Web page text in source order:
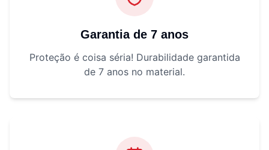
Garantia de 7 anos
Proteção é coisa séria! Durabilidade garantida
de 7 anos no material.